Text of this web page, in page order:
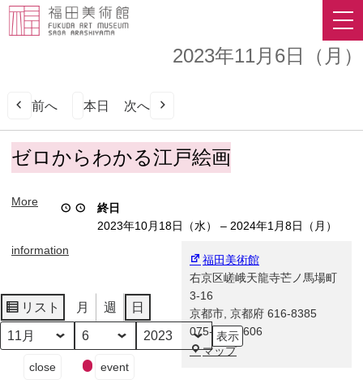
2023年11月6日（月）
前へ 本日 次へ
ゼ
ロ
ら
る
戸
絵
画
ゼロからわかる江戸絵画
終日
2023年10月18日（水）
– 2024年1月8日（月）
福田美術館
右京区嵯峨天龍寺芒ノ馬場町
3-16
京都市 京都府 616-8385
075-863-0606
マップ福
More
information
リスト
表
示
月 週 日
月
日
年
close event